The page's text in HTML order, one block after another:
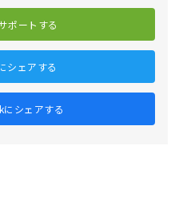
ポートする
シェアする
シェアする